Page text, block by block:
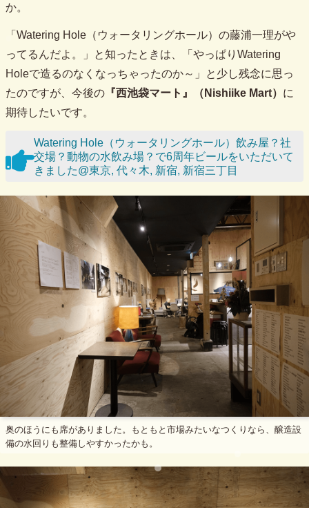
か。
「Watering Hole（ウォータリングホール）の藤浦一理がや
ってるんだよ。」と知ったときは、「やっぱりWatering
Holeで造るのなくなっちゃったのか～」と少し残念に思っ
たのですが、今後の 『西池袋マート』（Nishiike Mart） に
期待したいです。
Watering Hole（ウォータリングホール）飲み屋？社
交場？動物の水飲み場？で6周年ビールをいただいて
きました@東京, 代々木, 新宿, 新宿三丁目
奥のほうにも席がありました。もともと市場みたいなつくりなら、醸造設
備の水回りも整備しやすかったかも。